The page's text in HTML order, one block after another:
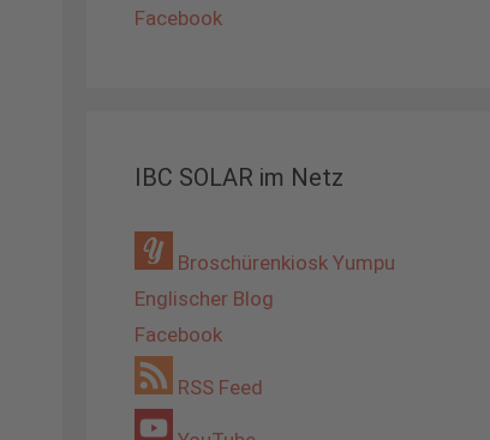
Facebook
IBC SOLAR im Netz
Broschürenkiosk Yumpu
Englischer Blog
Facebook
RSS Feed